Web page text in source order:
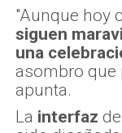
"Aunque hoy
siguen
una
asombro que
apunta.
La interfaz